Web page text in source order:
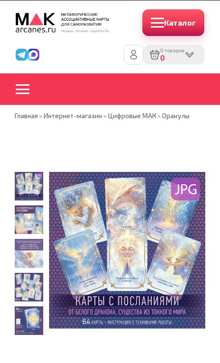
Каталог
0 товаров
0
Главная »Интернет-магазин »Цифровые МАК»Оракулы